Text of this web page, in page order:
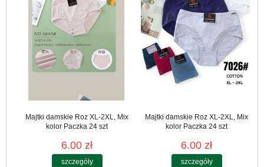
Majtki damskie Roz XL-2XL, Mix
kolor Paczka 24 szt
6.00 zł
szczegóły
Majtki damskie Roz XL-2XL, Mix
kolor Paczka 24 szt
6.00 zł
szczegóły